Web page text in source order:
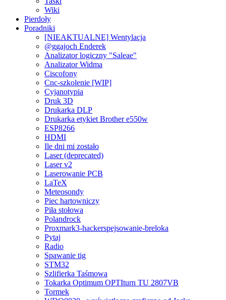
Wiki
Pierdoły
Poradniki
[NIEAKTUALNE] Wentylacja
@ggajoch Enderek
Analizator logiczny "Saleae"
Analizator Widma
Ciscofony
Cnc-szkolenie [WIP]
Cyjanotypia
Druk 3D
Drukarka DLP
Drukarka etykiet Brother e550w
ESP8266
HDMI
Ile dni mi zostało
Laser (deprecated)
Laser v2
Laserowanie PCB
LaTeX
Meteosondy
Piec hartowniczy
Piła stołowa
Polandrock
Proxmark3-hackerspejsowanie-breloka
Pytaj
Radio
Spawanie tig
STM32
Szlifierka Taśmowa
Tokarka Optimum OPTIturn TU 2807VB
Tormek